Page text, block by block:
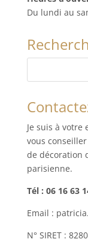
Du lundi au
Je suis à
vous
de décoration
parisienne.
Tél : 06 16 63
Email :
N° SIRET :